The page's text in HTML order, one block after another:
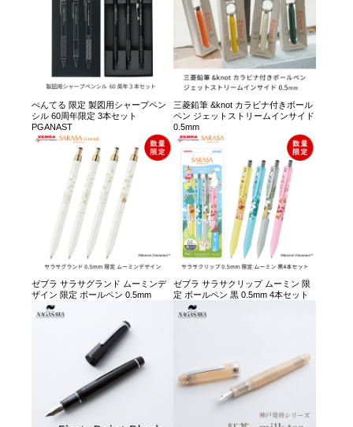
ぺんてる 限定 製図用シャープペン
シル 60周年限定 3本セット
PGANAST
三菱鉛筆 &knot カラビナ付きボール
ペン ジェットストリームインサイド
0.5mm
ゼブラ サラサグランド ムーミンデ
ザイン 限定 ボールペン 0.5mm
ゼブラ サラサクリップ ムーミン 限
定 ボールペン 黒 0.5mm 4本セット